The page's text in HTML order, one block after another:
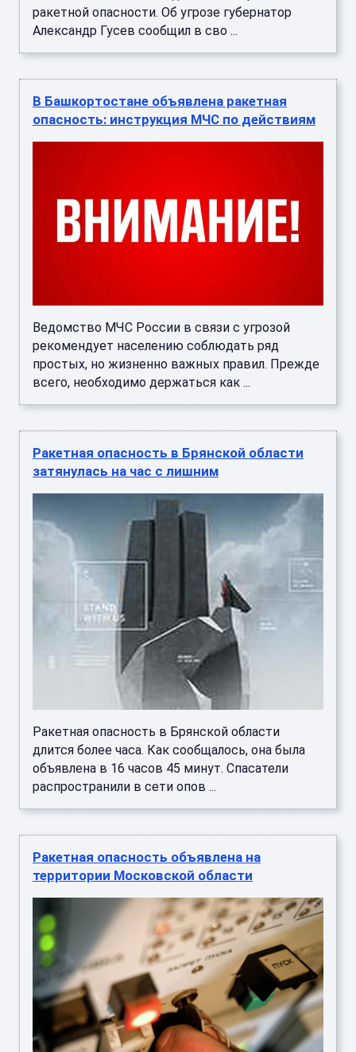
ракетной опасности. Об угрозе губернатор
Александр Гусев сообщил в сво ...
В Башкортостане объявлена ракетная
опасность: инструкция МЧС по действиям
Ведомство МЧС России в связи с угрозой
рекомендует населению соблюдать ряд
простых, но жизненно важных правил. Прежде
всего, необходимо держаться как ...
Ракетная опасность в Брянской области
затянулась на час с лишним
Ракетная опасность в Брянской области
длится более часа. Как сообщалось, она была
объявлена в 16 часов 45 минут. Спасатели
распространили в сети опов ...
Ракетная опасность объявлена на
территории Московской области